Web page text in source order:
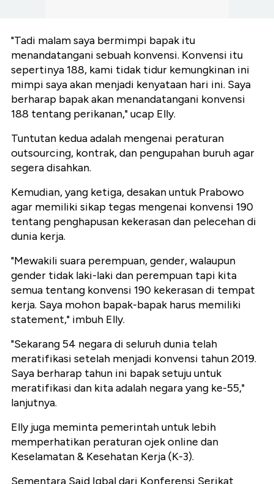
"Tadi malam saya bermimpi bapak itu
menandatangani sebuah konvensi. Konvensi itu
sepertinya 188, kami tidak tidur kemungkinan ini
mimpi saya akan menjadi kenyataan hari ini. Saya
berharap bapak akan menandatangani konvensi
188 tentang perikanan," ucap Elly.
Tuntutan kedua adalah mengenai peraturan
outsourcing, kontrak, dan pengupahan buruh agar
segera disahkan.
Kemudian, yang ketiga, desakan untuk Prabowo
agar memiliki sikap tegas mengenai konvensi 190
tentang penghapusan kekerasan dan pelecehan di
dunia kerja.
"Mewakili suara perempuan, gender, walaupun
gender tidak laki-laki dan perempuan tapi kita
semua tentang konvensi 190 kekerasan di tempat
kerja. Saya mohon bapak-bapak harus memiliki
statement," imbuh Elly.
"Sekarang 54 negara di seluruh dunia telah
meratifikasi setelah menjadi konvensi tahun 2019.
Saya berharap tahun ini bapak setuju untuk
meratifikasi dan kita adalah negara yang ke-55,"
lanjutnya.
Elly juga meminta pemerintah untuk lebih
memperhatikan peraturan ojek online dan
Keselamatan & Kesehatan Kerja (K-3).
Sementara Said Iqbal dari Konferensi Serikat